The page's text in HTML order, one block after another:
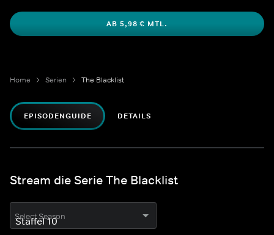
AB 5,98 € MTL.
Home Serien The Blacklist
EPISODENGUIDE DETAILS
Stream die Serie The Blacklist
Select Season